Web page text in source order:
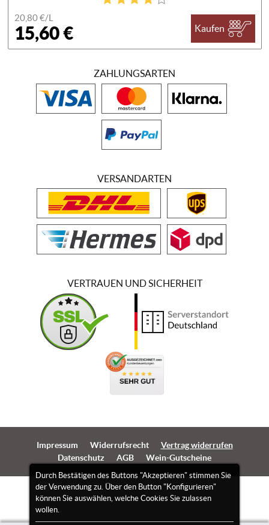
20,80 €/L
15,60 € Kaufen
Durch Bestätigen des Buttons "Akzeptieren" stimmen Sie
der Verwendung zu. Über den Button "Konfigurieren"
können Sie auswählen, welche Cookies Sie zulassen
wollen.
ZAHLUNGSARTEN
VERSANDARTEN
VERTRAUEN UND SICHERHEIT
Impressum Widerrufsrecht
Vertrag widerrufen
Datenschutz
AGB Wein-Gutscheine